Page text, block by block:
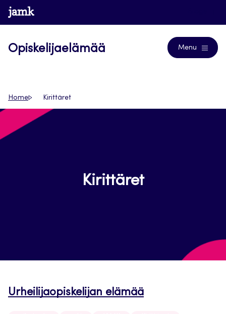
Siirry
suoraan
www.jamk.fi
Opiskelijaelämää Menu
Home Kirittäret
Kirittäret
Urheilijaopiskelijan elämää